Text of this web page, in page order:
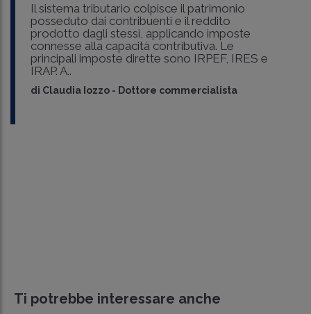
Il sistema tributario colpisce il patrimonio
posseduto dai contribuenti e il reddito
prodotto dagli stessi, applicando imposte
connesse alla capacità contributiva. Le
principali imposte dirette sono IRPEF, IRES e
IRAP. A..
di Claudia Iozzo - Dottore commercialista
Ti potrebbe interessare anche